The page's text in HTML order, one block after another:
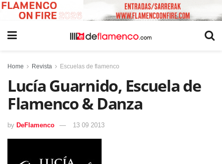
Home Revista Escuelas de flamenco
Lucía Guarnido, Escuela de
Flamenco & Danza
by DeFlamenco 13 09 2013